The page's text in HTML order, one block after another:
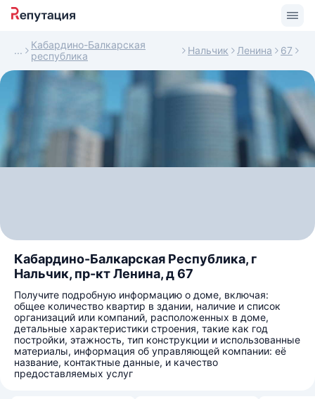
Кабардино-Балкарская
республика
Нальчик Ленина 67
Кабардино-Балкарская Республика, г
Нальчик, пр-кт Ленина, д 67
Получите подробную информацию о доме, включая:
общее количество квартир в здании, наличие и список
организаций или компаний, расположенных в доме,
детальные характеристики строения, такие как год
постройки, этажность, тип конструкции и использованные
материалы, информация об управляющей компании: её
название, контактные данные, и качество
предоставляемых услуг